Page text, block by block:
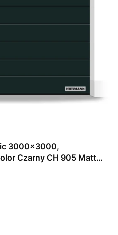
3000x3000,
Czarny CH 905 Matt